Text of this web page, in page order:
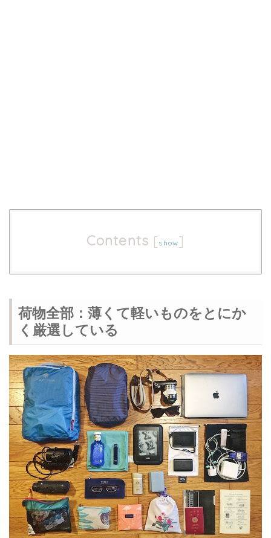
Contents [show]
荷物全部：薄くて軽いものをとにか
く厳選している